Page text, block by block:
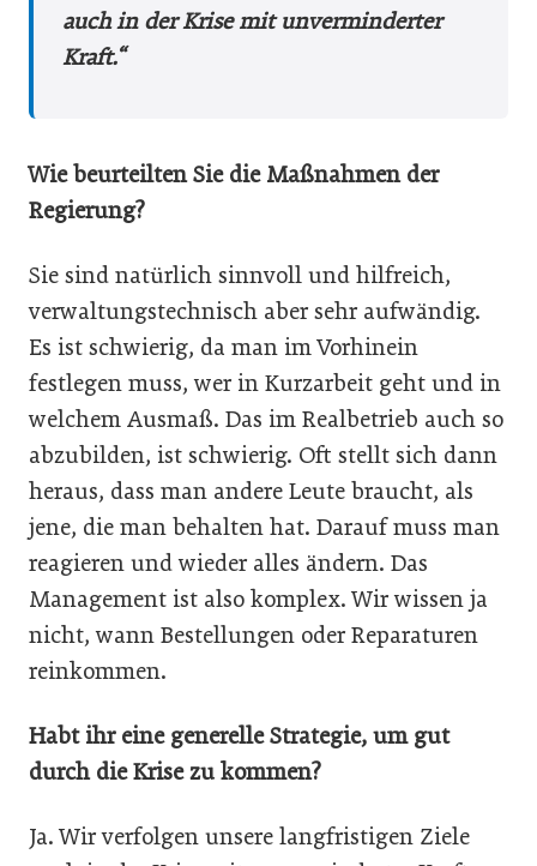
auch in der Krise mit unverminderter
Kraft.“
Wie beurteilten Sie die Maßnahmen der
Regierung?
Sie sind natürlich sinnvoll und hilfreich,
verwaltungstechnisch aber sehr aufwändig.
Es ist schwierig, da man im Vorhinein
festlegen muss, wer in Kurzarbeit geht und in
welchem Ausmaß. Das im Realbetrieb auch so
abzubilden, ist schwierig. Oft stellt sich dann
heraus, dass man andere Leute braucht, als
jene, die man behalten hat. Darauf muss man
reagieren und wieder alles ändern. Das
Management ist also komplex. Wir wissen ja
nicht, wann Bestellungen oder Reparaturen
reinkommen.
Habt ihr eine generelle Strategie, um gut
durch die Krise zu kommen?
Ja. Wir verfolgen unsere langfristigen Ziele